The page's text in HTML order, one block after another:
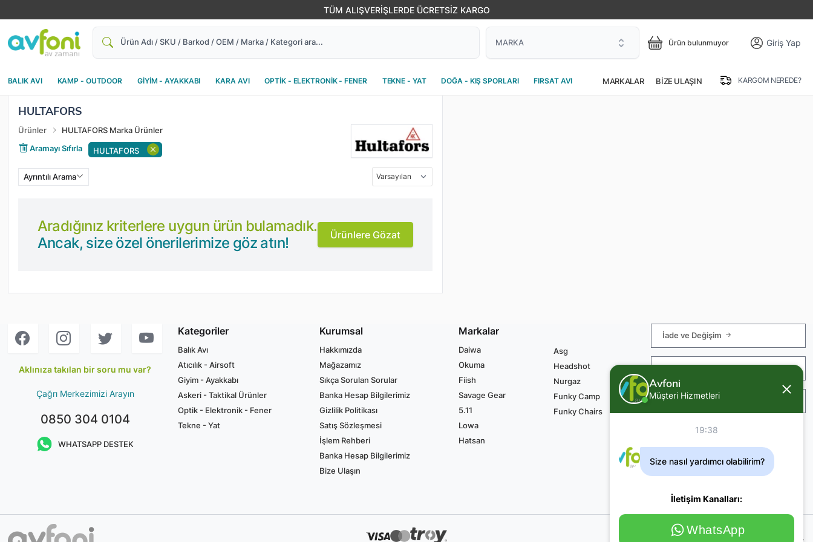
TÜM ALIŞVERİŞLERDE ÜCRETSİZ KARGO
Ara
Ürün bulunmuyor Giriş Yap
BALIK AVI KAMP - OUTDOOR GİYİM - AYAKKABI KARA AVI OPTİK - ELEKTRONİK - FENER TEKNE - YAT DOĞA - KIŞ SPORLARI FIRSAT AVI MARKALAR BIZE ULAŞIN KARGOM NEREDE?
HULTAFORS
Ürünler
HULTAFORS Marka Ürünler
Aramayı Sıfırla
HULTAFORS
Ayrıntılı Arama
Aradığınız kriterlere uygun ürün bulamadık.
Ancak, size özel önerilerimize göz atın!
Ürünlere Gözat
Aklınıza takılan bir soru mu var?
Çağrı Merkezimizi Arayın
0850 304 0104
WHATSAPP DESTEK
Kategoriler
Balık Avı
Atıcılık - Airsoft
Giyim - Ayakkabı
Askeri - Taktikal Ürünler
Optik - Elektronik - Fener
Tekne - Yat
Kurumsal
Hakkımızda
Mağazamız
Sıkça Sorulan Sorular
Banka Hesap Bilgilerimiz
Gizlilik Politikası
Satış Sözleşmesi
İşlem Rehberi
Banka Hesap Bilgilerimiz
Bize Ulaşın
Markalar
Daiwa
Okuma
Fiish
Savage Gear
5.11
Lowa
Hatsan
Asg
Headshot
Nurgaz
Funky Camp
Funky Chairs
İade ve Değişim
Sipariş ve Teslimat
Teknik Servis Ödemesi
Avfoni
Müşteri Hizmetleri
19:38
Size nasıl yardımcı olabilirim?
İletişim Kanalları:
WhatsApp